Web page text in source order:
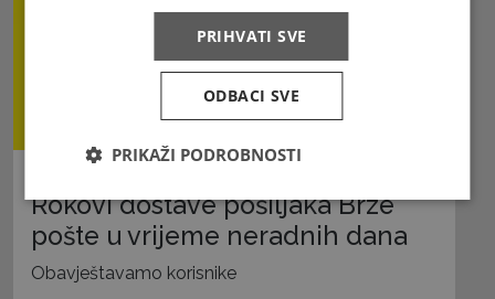
Rokovi dostave pošiljaka Brze
pošte u vrijeme neradnih dana
Obavještavamo korisnike
PRIHVATI SVE
ODBACI SVE
PRIKAŽI PODROBNOSTI